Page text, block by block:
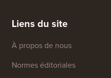
Liens du site
À propos de nous
Normes éditoriales